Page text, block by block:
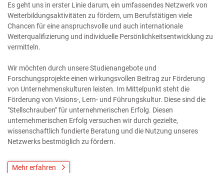
Es geht uns in erster Linie darum, ein umfassendes Netzwerk von
Weiterbildungsaktivitäten zu fördern, um Berufstätigen viele
Chancen für eine anspruchsvolle und auch internationale
Weiterqualifizierung und individuelle Persönlichkeitsentwicklung zu
vermitteln.
Wir möchten durch unsere Studienangebote und
Forschungsprojekte einen wirkungsvollen Beitrag zur Förderung
von Unternehmenskulturen leisten. Im Mittelpunkt steht die
Förderung von Visions-, Lern- und Führungskultur. Diese sind die
"Stellschrauben" für unternehmerischen Erfolg. Diesen
unternehmerischen Erfolg versuchen wir durch gezielte,
wissenschaftlich fundierte Beratung und die Nutzung unseres
Netzwerks bestmöglich zu fördern.
Mehr erfahren